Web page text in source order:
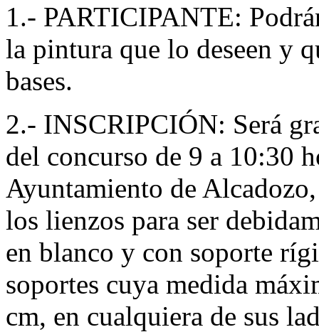
1.- PARTICIPANTE:
la pintura que lo deseen y
bases.
2.- INSCRIPCIÓN: Será
del concurso de 9 a 10:30
Ayuntamiento de
los lienzos para ser
en blanco y con soporte
soportes cuya medida
cm, en cualquiera de sus